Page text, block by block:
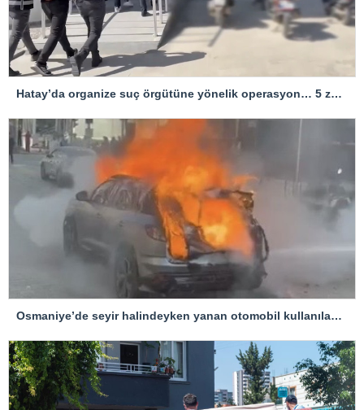
Hatay’da organize suç örgütüne yönelik operasyon… 5 zanlı tutuklandı
Osmaniye’de seyir halindeyken yanan otomobil kullanılamaz hale geldi